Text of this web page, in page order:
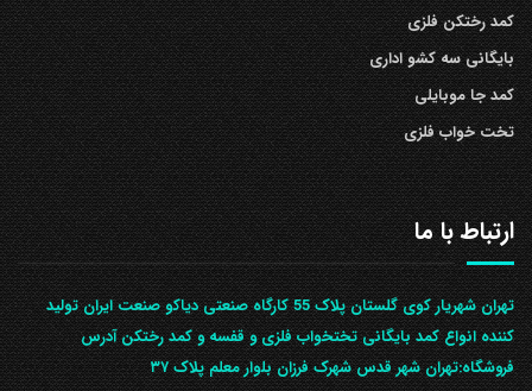
کمد رختکن فلزی
بایگانی سه کشو اداری
کمد جا موبایلی
تخت خواب فلزی
ارتباط با ما
تهران شهریار کوی گلستان پلاک 55 کارگاه صنعتی دیاکو صنعت ایران تولید
کننده انواع کمد بایگانی تختخواب فلزی و قفسه و کمد رختکن آدرس
ف‍روشگاه:تهران شهر قدس شهرک فرزان بلوار معلم پلاک ۳۷